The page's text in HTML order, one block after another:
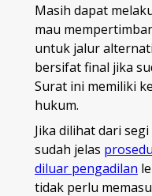
Masih dapat
mau
untuk jalur
bersifat final jika
Surat ini memiliki
hukum.
Jika dilihat dari
sudah jelas
diluar pengadilan
tidak perlu